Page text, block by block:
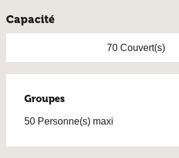
Capacité
70 Couvert(s)
Groupes
Groupes
50 Personne(s) maxi